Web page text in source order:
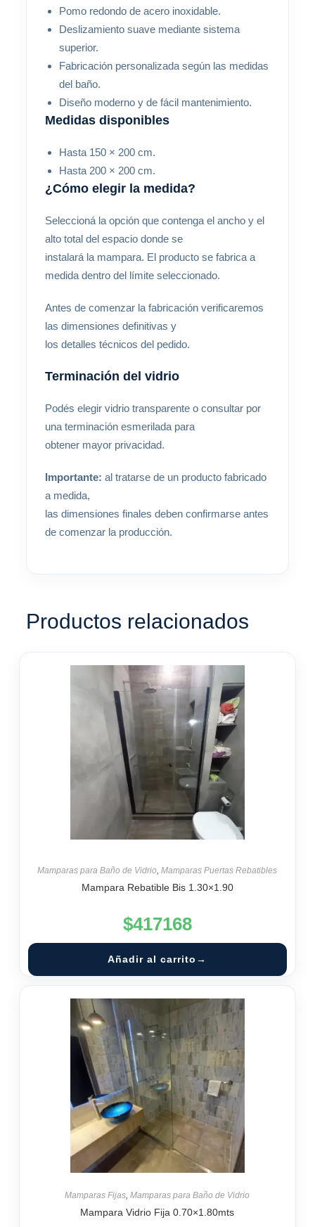
Pomo redondo de acero inoxidable.
Deslizamiento suave mediante sistema
superior.
Fabricación personalizada según las medidas
del baño.
Diseño moderno y de fácil mantenimiento.
Medidas disponibles
Hasta 150 × 200 cm.
Hasta 200 × 200 cm.
¿Cómo elegir la medida?
Seleccioná la opción que contenga el ancho y el
alto total del espacio donde se
instalará la mampara. El producto se fabrica a
medida dentro del límite seleccionado.
Antes de comenzar la fabricación verificaremos
las dimensiones definitivas y
los detalles técnicos del pedido.
Terminación del vidrio
Podés elegir vidrio transparente o consultar por
una terminación esmerilada para
obtener mayor privacidad.
Importante: al tratarse de un producto fabricado
a medida,
las dimensiones finales deben confirmarse antes
de comenzar la producción.
Productos relacionados
Mamparas para Baño de Vidrio ,Mamparas Puertas Rebatibles
Mampara Rebatible Bis 1.30×1.90
$417168
Añadir al carrito
Mamparas Fijas,Mamparas para Baño de Vidrio
Mampara Vidrio Fija 0.70×1.80mts